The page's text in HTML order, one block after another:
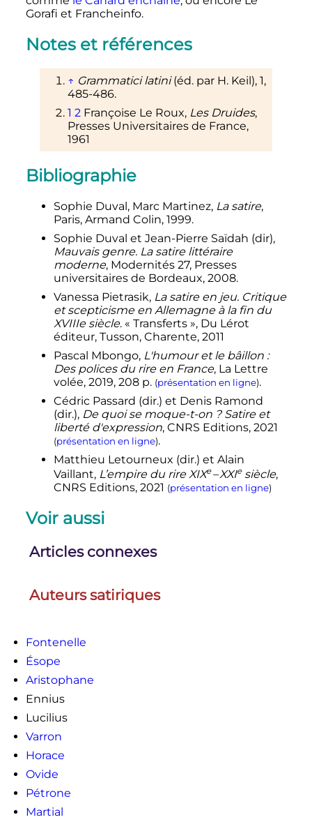
Gorafi et Francheinfo.
Notes et références
↑ Grammatici latini(éd. par H. Keil), 1,
485-486.
1 2 Françoise Le Roux, Les Druides,
Presses Universitaires de France,
1961
Bibliographie
Sophie Duval, Marc Martinez, La satire,
Paris, Armand Colin, 1999.
Sophie Duval et Jean-Pierre Saïdah (dir),
Mauvais genre. La satire littéraire
moderne, Modernités 27, Presses
universitaires de Bordeaux, 2008.
Vanessa Pietrasik, La satire en jeu. Critique
et scepticisme en Allemagne à la fin du
XVIIIe siècle. « Transferts », Du Lérot
éditeur, Tusson, Charente, 2011
Pascal Mbongo, L'humour et le bâillon :
Des polices du rire en France, La Lettre
volée, 2019, 208 p. (présentation en ligne).
Cédric Passard (dir.) et Denis Ramond
(dir.), De quoi se moque-t-on ? Satire et
liberté d'expression, CNRS Editions, 2021
(présentation en ligne).
Matthieu Letourneux (dir.) et Alain
Vaillant, L’empire du rireXIXe–XXIesiècle,
CNRS Editions, 2021 (présentation en ligne)
Voir aussi
Articles connexes
Auteurs satiriques
Fontenelle
Ésope
Aristophane
Ennius
Lucilius
Varron
Horace
Ovide
Pétrone
Martial